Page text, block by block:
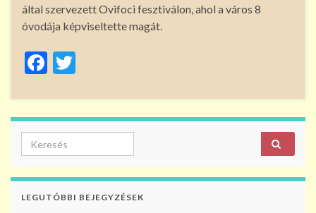
által szervezett Ovifoci fesztiválon, ahol a város 8
óvodája képviseltette magát.
F
e
b
o
o
k
itt
er
Search for:
LEGUTÓBBI BEJEGYZÉSEK